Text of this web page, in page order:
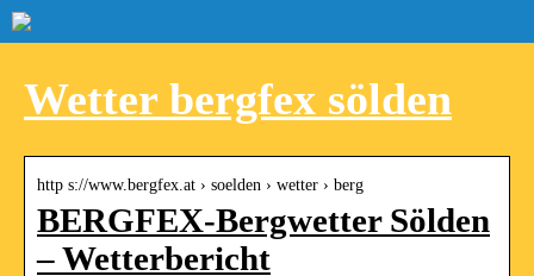
Wetter bergfex sölden
http s://www.bergfex.at › soelden › wetter › berg
BERGFEX-Bergwetter Sölden
– Wetterbericht